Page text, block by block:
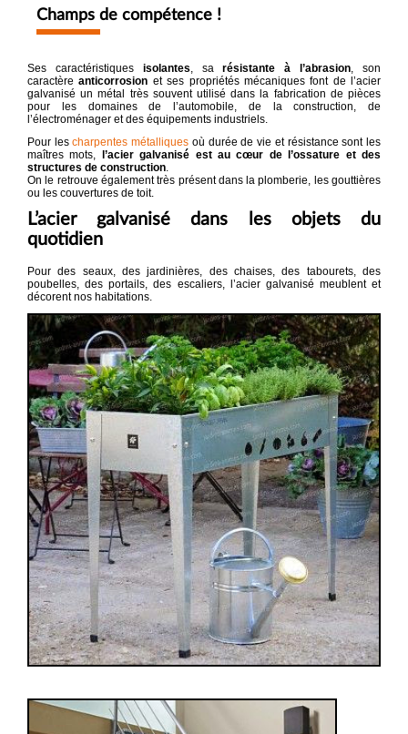
Champs de compétence !
Ses caractéristiques isolantes, sarésistante à l’abrasion, son
caractèreanticorrosion et ses propriétés mécaniques font de l’acier
galvanisé un métal très souvent utilisé dans la fabrication de pièces
pour les domaines de l’automobile, de la construction, de
l’électroménager et des équipements industriels.
Pour lescharpentes métalliques où durée de vie et résistance sont les
maîtres mots,
l’acier galvanisé est au cœur de l’ossature et des
structures de construction.
On le retrouve également très présent dans la plomberie, les gouttières
ou les couvertures de toit.
L’acier galvanisé dans les objets du
quotidien
Pour des seaux, des jardinières, des chaises, des tabourets, des
poubelles, des portails, des escaliers, l’acier galvanisé meublent et
décorent nos habitations.